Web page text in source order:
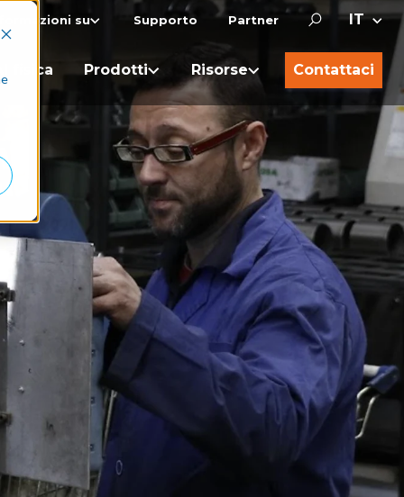
su Supporto Partner
AI fisica Prodotti Risorse Contattaci